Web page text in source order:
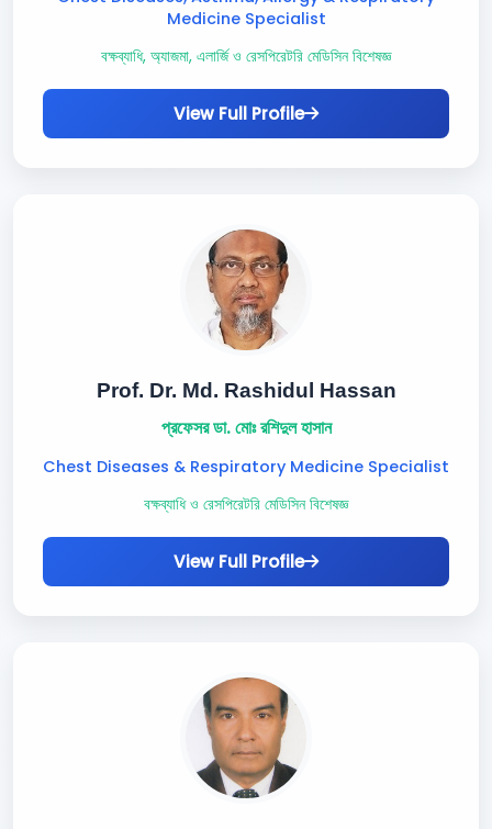
Medicine Specialist
বক্ষব্যাধি, অ্যাজমা, এলার্জি ও রেসপিরেটরি মেডিসিন বিশেষজ্ঞ
View Full Profile
Prof. Dr. Md. Rashidul Hassan
প্রফেসর ডা. মোঃ রশিদুল হাসান
Chest Diseases & Respiratory Medicine Specialist
বক্ষব্যাধি ও রেসপিরেটরি মেডিসিন বিশেষজ্ঞ
View Full Profile